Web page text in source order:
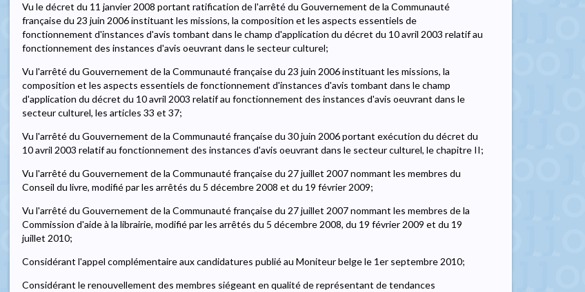
Vu le décret du 11 janvier 2008 portant ratification de l'arrêté du Gouvernement de la Communauté
française du 23 juin 2006 instituant les missions, la composition et les aspects essentiels de
fonctionnement d'instances d'avis tombant dans le champ d'application du décret du 10 avril 2003 relatif au
fonctionnement des instances d'avis oeuvrant dans le secteur culturel;
Vu l'arrêté du Gouvernement de la Communauté française du 23 juin 2006 instituant les missions, la
composition et les aspects essentiels de fonctionnement d'instances d'avis tombant dans le champ
d'application du décret du 10 avril 2003 relatif au fonctionnement des instances d'avis oeuvrant dans le
secteur culturel, les articles 33 et 37;
Vu l'arrêté du Gouvernement de la Communauté française du 30 juin 2006 portant exécution du décret du
10 avril 2003 relatif au fonctionnement des instances d'avis oeuvrant dans le secteur culturel, le chapitre II;
Vu l'arrêté du Gouvernement de la Communauté française du 27 juillet 2007 nommant les membres du
Conseil du livre, modifié par les arrêtés du 5 décembre 2008 et du 19 février 2009;
Vu l'arrêté du Gouvernement de la Communauté française du 27 juillet 2007 nommant les membres de la
Commission d'aide à la librairie, modifié par les arrêtés du 5 décembre 2008, du 19 février 2009 et du 19
juillet 2010;
Considérant l'appel complémentaire aux candidatures publié au Moniteur belge le 1er septembre 2010;
Considérant le renouvellement des membres siégeant en qualité de représentant de tendances